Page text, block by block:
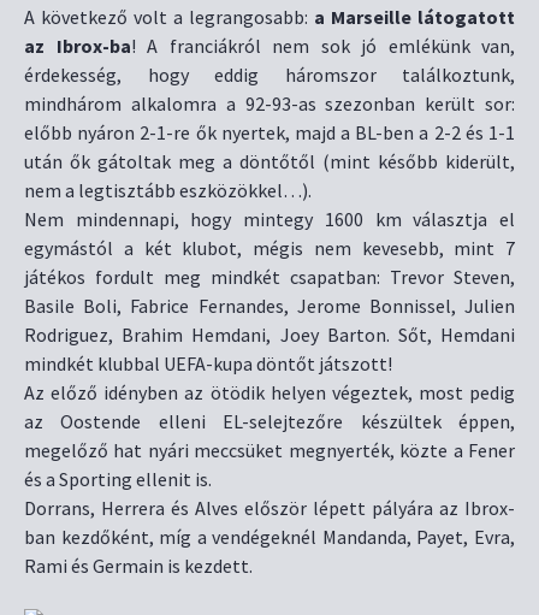
A következő volt a legrangosabb: a Marseille látogatott
az Ibrox-ba! A franciákról nem sok jó emlékünk van,
érdekesség, hogy eddig háromszor találkoztunk,
mindhárom alkalomra a 92-93-as szezonban került sor:
előbb nyáron 2-1-re ők nyertek, majd a BL-ben a 2-2 és 1-1
után ők gátoltak meg a döntőtől (mint később kiderült,
nem a legtisztább eszközökkel…).
Nem mindennapi, hogy mintegy 1600 km választja el
egymástól a két klubot, mégis nem kevesebb, mint 7
játékos fordult meg mindkét csapatban: Trevor Steven,
Basile Boli, Fabrice Fernandes, Jerome Bonnissel, Julien
Rodriguez, Brahim Hemdani, Joey Barton. Sőt, Hemdani
mindkét klubbal UEFA-kupa döntőt játszott!
Az előző idényben az ötödik helyen végeztek, most pedig
az Oostende elleni EL-selejtezőre készültek éppen,
megelőző hat nyári meccsüket megnyerték, közte a Fener
és a Sporting ellenit is.
Dorrans, Herrera és Alves először lépett pályára az Ibrox-
ban kezdőként, míg a vendégeknél Mandanda, Payet, Evra,
Rami és Germain is kezdett.